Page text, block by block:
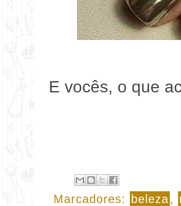
E vocês, o que
Marcadores: beleza,